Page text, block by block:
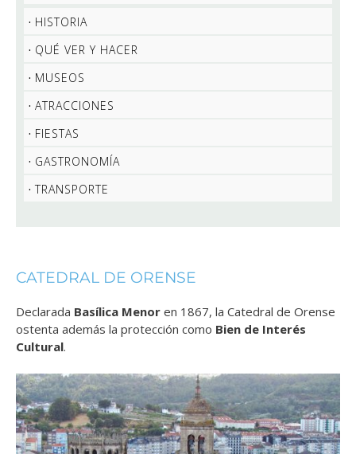
HISTORIA
QUÉ VER Y HACER
MUSEOS
ATRACCIONES
FIESTAS
GASTRONOMÍA
TRANSPORTE
CATEDRAL DE ORENSE
Declarada Basílica Menor en 1867, la Catedral de Orense
ostenta además la protección como Bien de Interés
Cultural.